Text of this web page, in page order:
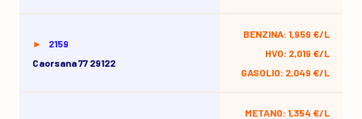
2159
Caorsana 77 29122
BENZINA: 1,959 €/L
HVO: 2,019 €/L
GASOLIO: 2,049 €/L
METANO: 1,354 €/L